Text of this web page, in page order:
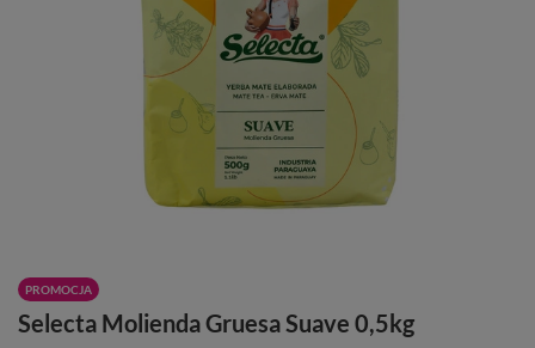
PROMOCJA
Selecta Molienda Gruesa Suave 0,5kg